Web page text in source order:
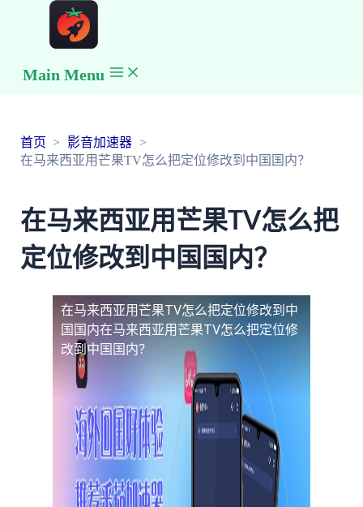
Main Menu
首页
影音加速器
在马来西亚用芒果TV怎么把定位修改到中国国内？
在马来西亚用芒果TV怎么把
定位修改到中国国内？
在马来西亚用芒果TV怎么把定位修改到中
国国内在马来西亚用芒果TV怎么把定位修
改到中国国内？